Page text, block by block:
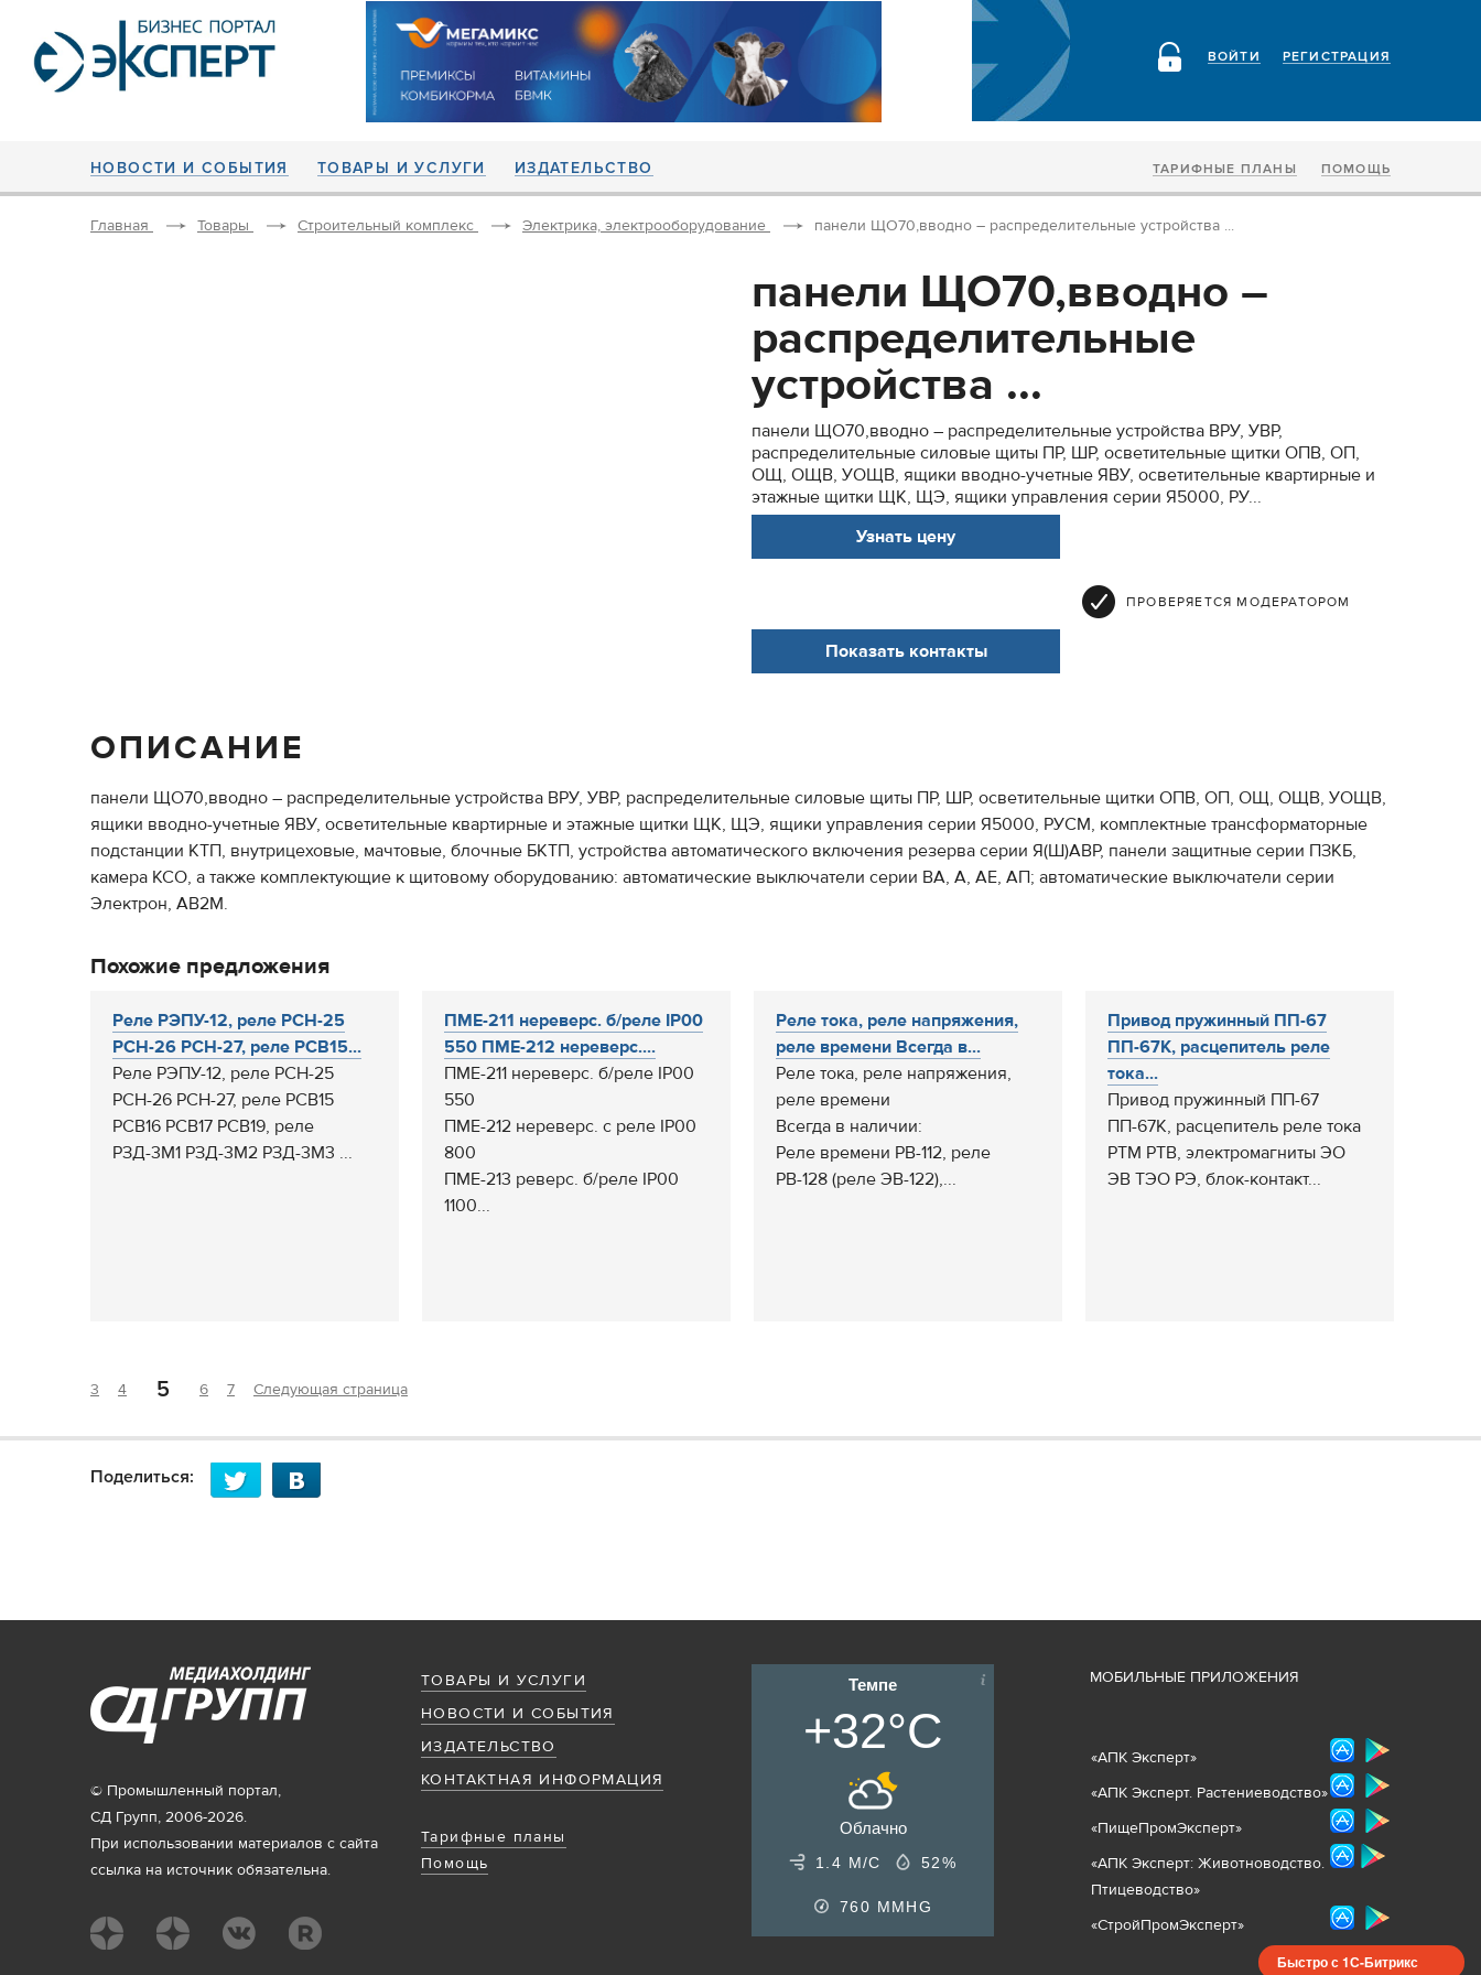
РЕГИСТРАЦИЯ
ВОЙТИ
НОВОСТИ И СОБЫТИЯ ТОВАРЫ И УСЛУГИ ИЗДАТЕЛЬСТВО ТАРИФНЫЕ ПЛАНЫ ПОМОЩЬ
Главная Товары Строительный комплекс Электрика, электрооборудование панели ЩО70,вводно – распределительные устройства ...
панели ЩО70,вводно –
распределительные
устройства ...
панели ЩО70,вводно – распределительные устройства ВРУ, УВР,
распределительные силовые щиты ПР, ШР, осветительные щитки ОПВ, ОП,
ОЩ, ОЩВ, УОЩВ, ящики вводно-учетные ЯВУ, осветительные квартирные и
этажные щитки ЩК, ЩЭ, ящики управления серии Я5000, РУ...
Узнать цену
ПРОВЕРЯЕТСЯ МОДЕРАТОРОМ
Показать контакты
ОПИСАНИЕ
панели ЩО70,вводно – распределительные устройства ВРУ, УВР, распределительные силовые щиты ПР, ШР, осветительные щитки ОПВ, ОП, ОЩ, ОЩВ, УОЩВ,
ящики вводно-учетные ЯВУ, осветительные квартирные и этажные щитки ЩК, ЩЭ, ящики управления серии Я5000, РУСМ, комплектные трансформаторные
подстанции КТП, внутрицеховые, мачтовые, блочные БКТП, устройства автоматического включения резерва серии Я(Ш)АВР, панели защитные серии ПЗКБ,
камера КСО, а также комплектующие к щитовому оборудованию: автоматические выключатели серии ВА, А, АЕ, АП; автоматические выключатели серии
Электрон, АВ2М.
Похожие предложения
Реле РЭПУ-12, реле РСН-25
РСН-26 РСН-27, реле РСВ15...
Реле РЭПУ-12, реле РСН-25
РСН-26 РСН-27, реле РСВ15
РСВ16 РСВ17 РСВ19, реле
РЗД-3М1 РЗД-3М2 РЗД-3М3 ...
ПМЕ-211 нереверс. б/реле IP00
550 ПМЕ-212 нереверс....
ПМЕ-211 нереверс. б/реле IP00
550
ПМЕ-212 нереверс. с реле IP00
800
ПМЕ-213 реверс. б/реле IP00
1100...
Реле тока, реле напряжения,
реле времени Всегда в...
Реле тока, реле напряжения,
реле времени
Всегда в наличии:
Реле времени РВ-112, реле
РВ-128 (реле ЭВ-122),...
Привод пружинный ПП-67
ПП-67К, расцепитель реле
тока...
Привод пружинный ПП-67
ПП-67К, расцепитель реле тока
РТМ РТВ, электромагниты ЭО
ЭВ ТЭО РЭ, блок-контакт...
3 4 5 6 7 Следующая страница
Поделиться:
ТОВАРЫ И УСЛУГИ
НОВОСТИ И СОБЫТИЯ
ИЗДАТЕЛЬСТВО
КОНТАКТНАЯ ИНФОРМАЦИЯ
Тарифные планы
Помощь
© Промышленный портал,
СД Групп, 2006-2026.
При использовании материалов с сайта
ссылка на источник обязательна.
Темпе
+32°C
Облачно
1.4 М/С 52%
760 MMHG
МОБИЛЬНЫЕ ПРИЛОЖЕНИЯ
«АПК Эксперт»
«АПК Эксперт. Растениеводство»
«ПищеПромЭксперт»
«АПК Эксперт: Животноводство.
Птицеводство»
«СтройПромЭксперт»
Быстро с 1С-Битрикс